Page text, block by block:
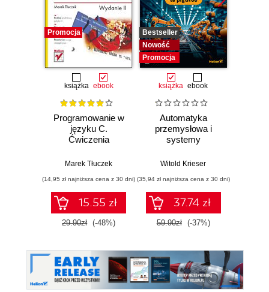
Promocja
książka ebook
Programowanie w
języku C.
Ćwiczenia
Wydanie II
Marek Tłuczek
(14,95 zł najniższa cena z 30 dni)
15.55 zł
29.90zł (-48%)
Bestseller
Nowość
Promocja
książka ebook
Automatyka
przemysłowa i
systemy
pigułce
Witold Krieser
(35,94 zł najniższa cena z 30 dni)
37.74 zł
59.90zł (-37%)